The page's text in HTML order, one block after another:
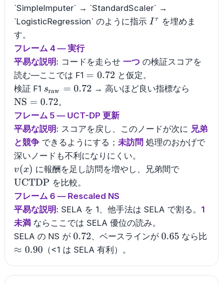
`SimpleImputer` → `StandardScaler` →
`LogisticRegression` のように指示 I^{\tau}
Iτ
を埋めま
す。
フレーム 4 — 実行
平易な説明: コードを走らせ 一つ の検証スコアを
読む—ここでは F1 =0.72
= 0.72 と仮定。
検証 F1 s_{\mathrm{raw}}=0.72
sraw = 0.72 → 高いほど良い指標なら
NS = 0.72。
フレーム 5 — UCT-DP 更新
平易な説明: スコアを戻し、このノードが次に 兄弟
と競争 できるようにする； 未訪問 処理のおかげで
深いノードも不利になりにくい。
v(x)
v(x) に報酬を足し訪問を増やし、兄弟間で
UCTDP を比較。
フレーム 6 — Rescaled NS
平易な説明: SELA を 1、他手法は SELA で割る。 1
未満 ならここでは SELA 優位の読み。
SELA の NS が 0.72
0.72、ベースラインが 0.65
0.65 なら比
\approx
≈ 0.90（<1 は SELA 有利）。